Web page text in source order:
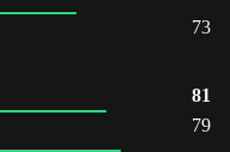
73
81
79